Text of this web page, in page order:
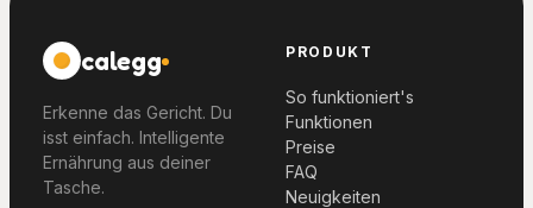
calegg
Erkenne das Gericht. Du
isst einfach. Intelligente
Ernährung aus deiner
Tasche.
PRODUKT
So funktioniert's
Funktionen
Preise
FAQ
Neuigkeiten